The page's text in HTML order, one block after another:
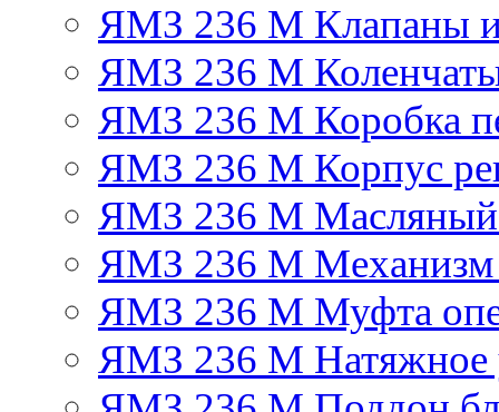
ЯМЗ 236 М Клапаны и
ЯМЗ 236 М
ЯМЗ 236 М Коробка
ЯМЗ 236 М Корпус
ЯМЗ 236 М Масляный
ЯМЗ 236 М Механизм
ЯМЗ 236 М Муфта
ЯМЗ 236 М Натяжное